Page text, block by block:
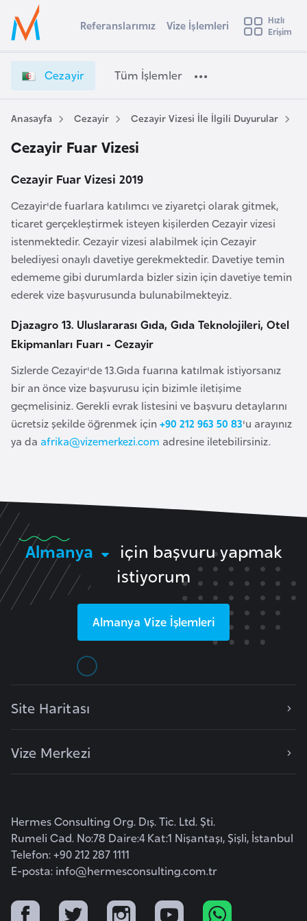
Ülke Seçimi
Başvuru yapmak istediğiniz ülkeyi seçin
Üye
Girişi
e
Referanslarımız Vize İşlemleri
Hızlı
Erişim
Cezayir Tüm İşlemler
Anasayfa Cezayir Cezayir Vizesi İle İlgili Duyurular
Cezayir Fuar Vizesi
Cezayir Fuar Vizesi 2019
Cezayir'de fuarlara katılımcı ve ziyaretçi olarak gitmek,
ticaret gerçekleştirmek isteyen kişilerden Cezayir vizesi
istenmektedir. Cezayir vizesi alabilmek için Cezayir
belediyesi onaylı davetiye gerekmektedir. Davetiye temin
edememe gibi durumlarda bizler sizin için davetiye temin
ederek vize başvurusunda bulunabilmekteyiz.
Djazagro 13. Uluslararası Gıda, Gıda Teknolojileri, Otel
Ekipmanları Fuarı - Cezayir
Sizlerde Cezayir'de 13.Gıda fuarına katılmak istiyorsanız
bir an önce vize başvurusu için bizimle iletişime
geçmelisiniz. Gerekli evrak listesini ve başvuru detaylarını
ücretsiz şekilde öğrenmek için+90 212 963 50 83'u arayınız
ya da afrika@vizemerkezi.com adresine iletebilirsiniz.
Almanya
için başvuru yapmak
istiyorum
Almanya Vize İşlemleri
Site Haritası
Vize Merkezi
Hermes Consulting Org. Dış. Tic. Ltd. Şti.
Rumeli Cad. No:78 Daire:4 Kat:1 Nişantaşı, Şişli, İstanbul
Telefon: +90 212 287 1111
E-posta: info@hermesconsulting.com.tr
s
t
r
a
v
u
s
t
u
r
y
A
z
e
r
b
a
B
h
B
a
g
e
ş
e